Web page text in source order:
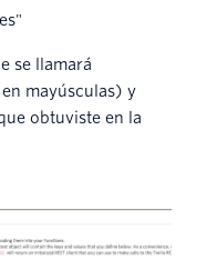
se llamará
en mayúsculas) y
obtuviste en la